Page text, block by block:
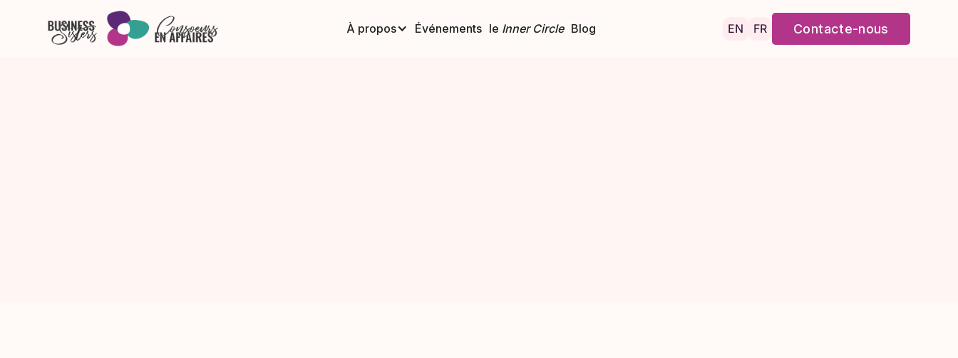
À propos
Événements le Inner Circle Blog EN FR Contacte-nous